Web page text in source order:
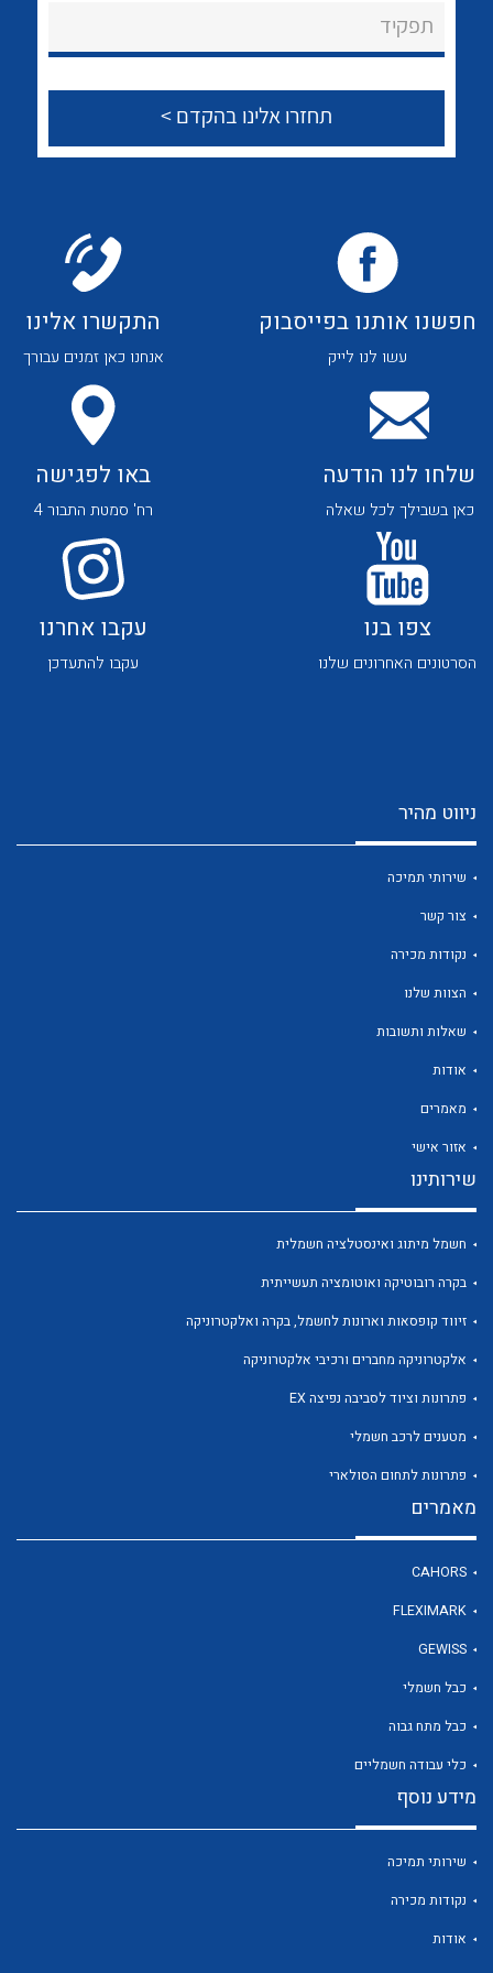
צור קשר
לכל מוצרי היצרן לכל מוצרי היצרן
לכל מוצרי היצרן
תפקיד
חפשנו אותנו בפייסבוק
עשו לנו לייק
התקשרו אלינו
אנחנו כאן זמנים עבורך
שלחו לנו הודעה
כאן בשבילך לכל שאלה
באו לפגישה
רח' סמטת התבור 4
צפו בנו
הסרטונים האחרונים שלנו
עקבו אחרנו
עקבו להתעדכן
ניווט מהיר
שירותי תמיכה
צור קשר
נקודות מכירה
הצוות שלנו
שאלות ותשובות
אודות
מאמרים
אזור אישי
שירותינו
חשמל מיתוג ואינסטלציה חשמלית
בקרה רובוטיקה ואוטומציה תעשייתית
זיווד קופסאות וארונות לחשמל, בקרה ואלקטרוניקה
אלקטרוניקה מחברים ורכיבי אלקטרוניקה
פתרונות וציוד לסביבה נפיצה EX
מטענים לרכב חשמלי
פתרונות לתחום הסולארי
מאמרים
CAHORS
FLEXIMARK
GEWISS
כבל חשמלי
כבל מתח גבוה
כלי עבודה חשמליים
מידע נוסף
שירותי תמיכה
נקודות מכירה
אודות